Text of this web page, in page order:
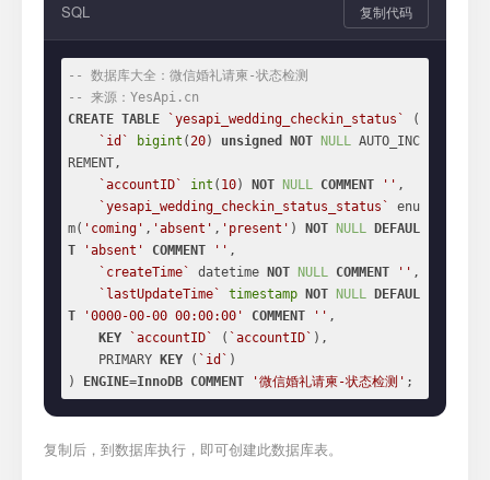
SQL 复制代码
-- 数据库大全：微信婚礼请柬-状态检测
-- 来源：YesApi.cn
CREATE TABLE `yesapi_wedding_checkin_status`
(
`id`
bigint (20) unsigned NOT NULL AUTO_INC
REMENT,
`accountID`
int ( 10) NOT NULL COMMENT '' ,
`yesapi_wedding_checkin_status_status`
enu
m( 'coming' , 'absent' , 'present' ) NOT NULL
DEFAUL
T
'absent' COMMENT '' ,
`createTime`
datetime NOT NULL COMMENT '' ,
`lastUpdateTime`
timestamp NOT NULL
DEFAUL
T
'0000-00-00 00:00:00' COMMENT '' ,
KEY
`accountID` ( `accountID` ),
    PRIMARY
KEY ( `id` )
)
ENGINE=InnoDB COMMENT '微信婚礼请柬-状态检测' ;
复制后，到数据库执行，即可创建此数据库表。